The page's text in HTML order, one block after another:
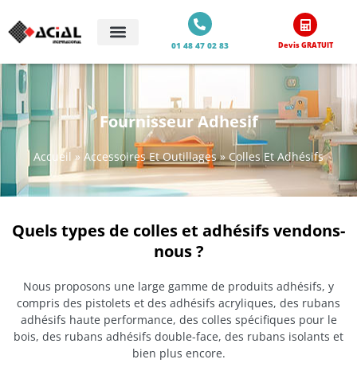
01 48 47 02 83 Devis GRATUIT
Fournisseur Adhesif
Accueil » Accessoires Et Outillages»Colles Et Adhésifs
Quels types de colles et adhésifs vendons-
nous ?
Nous proposons une large gamme de produits adhésifs, y
compris des pistolets et des adhésifs acryliques, des rubans
adhésifs haute performance, des colles spécifiques pour le
bois, des rubans adhésifs double-face, des rubans isolants et
bien plus encore.